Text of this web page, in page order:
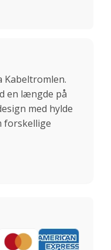
en længde på
med hylde
forskellige